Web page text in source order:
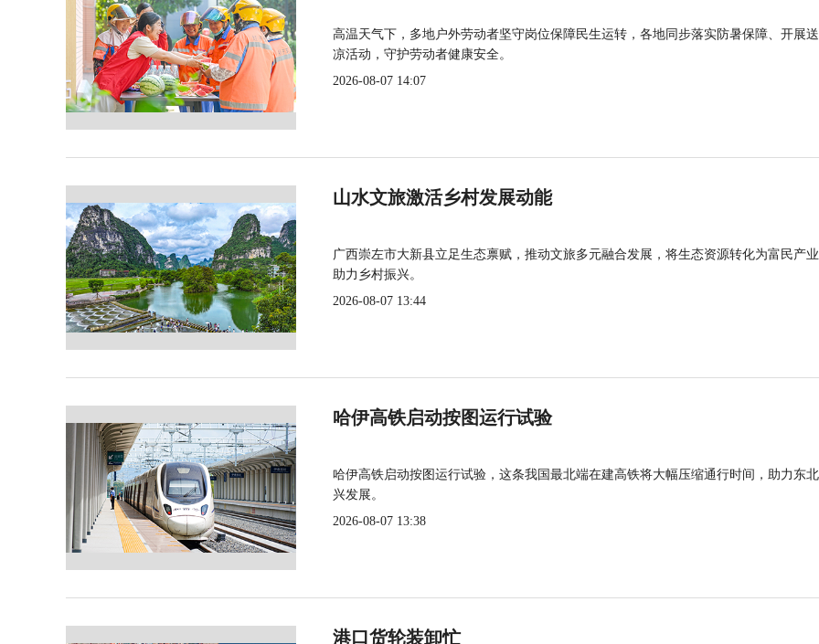
高温天气下，多地户外劳动者坚守岗位保障民生运转，各地同步落实防暑保障、开展
凉活动，守护劳动者健康安全。
2026-08-07 14:07
山水文旅激活乡村发展动能
广西崇左市大新县立足生态禀赋，推动文旅多元融合发展，将生态资源转化为富民产
助力乡村振兴。
2026-08-07 13:44
哈伊高铁启动按图运行试验
哈伊高铁启动按图运行试验，这条我国最北端在建高铁将大幅压缩通行时间，助力东
兴发展。
2026-08-07 13:38
港口货轮装卸忙